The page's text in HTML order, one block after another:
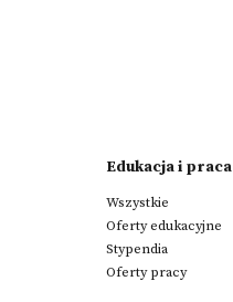
Edukacja i praca
Wszystkie
Oferty edukacyjne
Stypendia
Oferty pracy